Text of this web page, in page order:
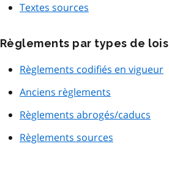
Textes sources
Règlements par types de lois
Règlements codifiés en vigueur
Anciens règlements
Règlements abrogés/caducs
Règlements sources